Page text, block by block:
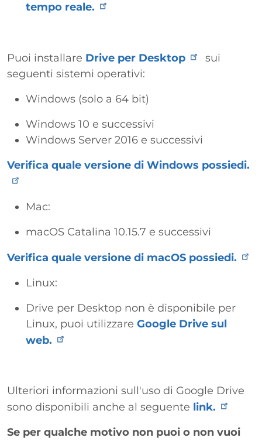
tempo reale.
Puoi installare Drive per Desktop
sui
seguenti sistemi operativi:
Windows (solo a 64 bit)
Windows 10 e successivi
Windows Server 2016 e successivi
Verifica quale versione di Windows possiedi.
Mac:
macOS Catalina 10.15.7 e successivi
Verifica quale versione di macOS possiedi.
Linux:
Drive per Desktop non è disponibile per
Linux, puoi utilizzare Google Drive sul
web.
Ulteriori informazioni sull'uso di Google Drive
sono disponibili anche al seguente link.
Se per qualche motivo non puoi o non vuoi